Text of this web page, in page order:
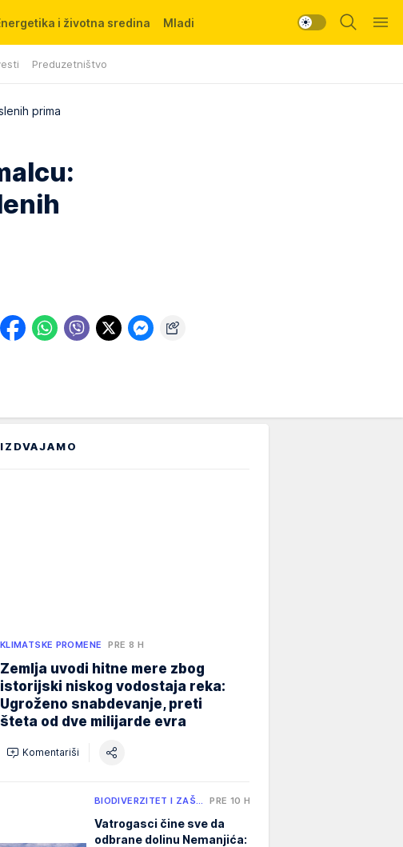
Preduzetništvo
i životna sredina Mladi
prima
IZDVAJAMO
KLIMATSKE PROMENE PRE 8 H
Zemlja uvodi hitne mere zbog
istorijski niskog vodostaja reka:
Ugroženo snabdevanje, preti
šteta od dve milijarde evra
Komentariši
BIODIVERZITET I ZAŠ… PRE 10 H
Vatrogasci čine sve da
odbrane dolinu Nemanjića: